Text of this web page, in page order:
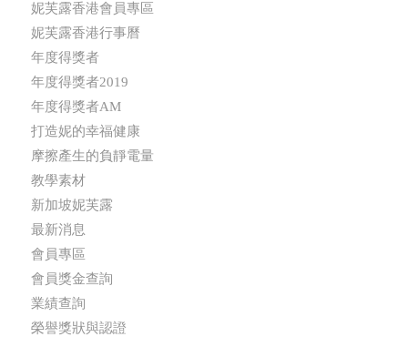
妮芙露香港會員專區
妮芙露香港行事曆
年度得獎者
年度得獎者2019
年度得獎者AM
打造妮的幸福健康
摩擦產生的負靜電量
教學素材
新加坡妮芙露
最新消息
會員專區
會員獎金查詢
業績查詢
榮譽獎狀與認證